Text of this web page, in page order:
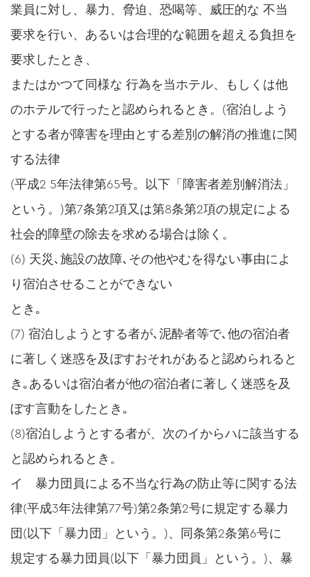
業員に対し、暴⼒、脅迫、恐喝等、威圧的な 不当
要求を⾏い、あるいは合理的な範囲を超える負担を
要求したとき、
またはかつて同様な ⾏為を当ホテル、もしくは他
のホテルで⾏ったと認められるとき。(宿泊しよう
とする者が障害を理由とする差別の解消の推進に関
する法律
(平成2 5年法律第65号。以下「障害者差別解消法」
という。)第7条第2項又は第8条第2項の規定による
社会的障壁の除去を求める場合は除く。
(6) 天災､施設の故障､その他やむを得ない事由によ
り宿泊させることができない
とき｡
(7) 宿泊しようとする者が､泥酔者等で､他の宿泊者
に著しく迷惑を及ぼすおそれがあると認められると
き｡あるいは宿泊者が他の宿泊者に著しく迷惑を及
ぼす言動をしたとき｡
(8)宿泊しようとする者が、次のイからハに該当する
と認められるとき。
イ 暴力団員による不当な行為の防止等に関する法
律(平成3年法律第77号)第2条第2号に規定する暴力
団(以下「暴力団」という。)、同条第2条第6号に
規定する暴力団員(以下「暴力団員」という。)、暴